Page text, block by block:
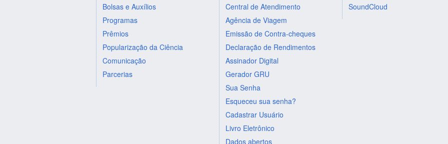
Bolsas e Auxílios
Programas
Prêmios
Popularização da Ciência
Comunicação
Parcerias
Central de Atendimento
Agência de Viagem
Emissão de Contra-cheques
Declaração de Rendimentos
Assinador Digital
Gerador GRU
Sua Senha
Esqueceu sua senha?
Cadastrar Usuário
Livro Eletrônico
Dados abertos
SoundCloud